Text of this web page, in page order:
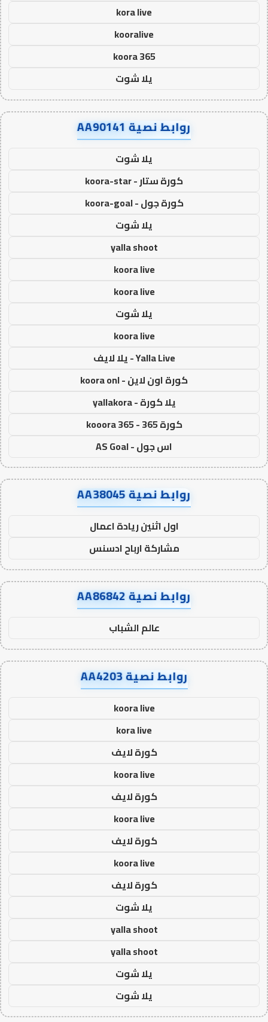
kora live
kooralive
koora 365
يلا شوت
روابط نصية AA90141
يلا شوت
كورة ستار - koora-star
كورة جول - koora-goal
يلا شوت
yalla shoot
koora live
koora live
يلا شوت
koora live
Yalla Live - يلا لايف
كورة اون لاين - koora onl
يلا كورة - yallakora
كورة 365 - kooora 365
اس جول - AS Goal
روابط نصية AA38045
اول اثنين ريادة اعمال
مشاركة ارباح ادسنس
روابط نصية AA86842
عالم الشباب
روابط نصية AA4203
koora live
kora live
كورة لايف
koora live
كورة لايف
koora live
كورة لايف
koora live
كورة لايف
يلا شوت
yalla shoot
yalla shoot
يلا شوت
يلا شوت